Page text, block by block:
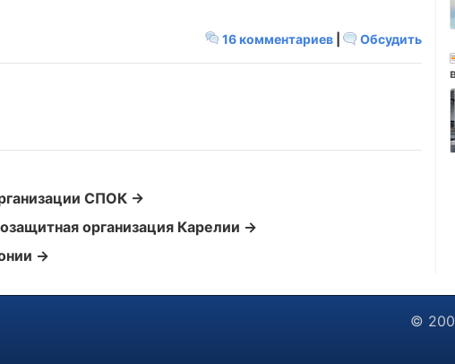
16 комментариев Обсудить
СПОК →
организация Карелии →
→
©